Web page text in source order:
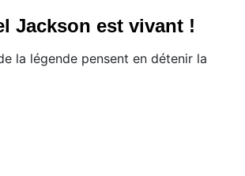
Jackson est vivant !
la légende pensent en détenir la